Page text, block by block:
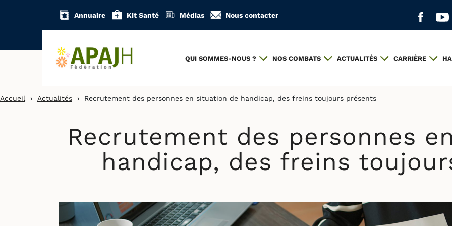
Annuaire Kit Santé Médias Nous contacter
Aller
QUI SOMMES-NOUS ? NOS COMBATS ACTUALITÉS CARRIÈRE
Accueil › Actualités › Recrutement des personnes en situation de handicap, des freins toujours présents
Recrutement des personnes
handicap, des freins